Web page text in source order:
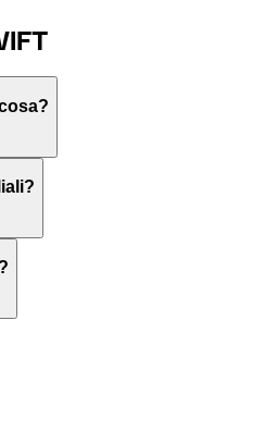
Interbank Financial
ed è una sequenza di
utilizzano lo stesso
SWIFT, è necessario
SWIFT esistente ma
sbagliato, contatta